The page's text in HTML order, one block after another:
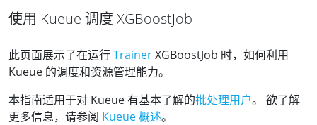
使用 Kueue 调度 XGBoostJob
此页面展示了在运行TrainerXGBoostJob 时，如何利用
Kueue 的调度和资源管理能力。
本指南适用于对 Kueue 有基本了解的批处理用户。 欲了解
更多信息，请参阅 Kueue 概述。